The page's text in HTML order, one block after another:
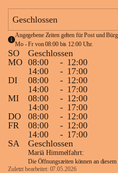
Geschlossen
Angegebene Zeiten gelten für Post und
Mo - Fr von 08:00 bis 12:00 Uhr.
SO
Geschlossen
MO 08:00 - 12:00
14:00
- 17:00
DI
08:00 - 12:00
14:00
- 17:00
MI
08:00 - 12:00
14:00
- 17:00
DO
08:00 - 12:00
FR
08:00 - 12:00
14:00
- 17:00
SA
Geschlossen
Mariä Himmelfahrt:
Die Öffnungszeiten können an diesem
Zuletzt bearbeitet: 07.05.2026